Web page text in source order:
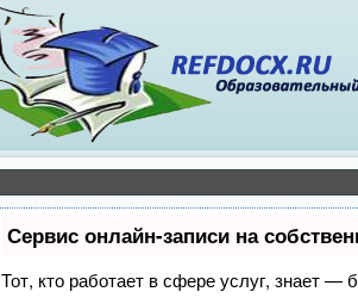
Сервис онлайн-записи на
Тот, кто работает в сфере услуг, знает —